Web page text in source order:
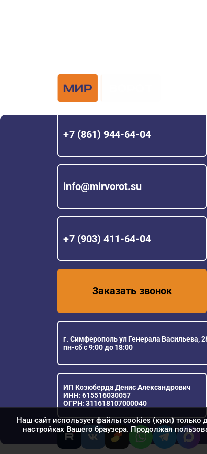
+7 (861) 944-64-04
info@mirvorot.su
+7 (903) 411-64-04
Заказать звонок
г. Симферополь ул Генерала Васильева,
пн-сб с 9:00 до 18:00
ИП Козюберда Денис Александрович
ИНН: 615516030057
ОГРН: 311618107000040
Наш сайт использует файлы cookies (куки) только
настройках Вашего браузера. Продолжая